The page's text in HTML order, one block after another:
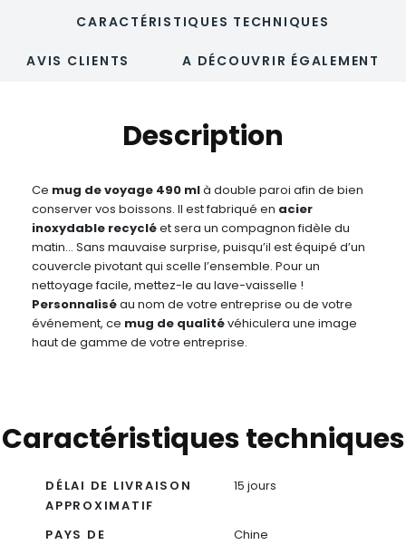
CARACTÉRISTIQUES TECHNIQUES
AVIS CLIENTS A DÉCOUVRIR ÉGALEMENT
Description
Ce mug de voyage 490 mlà double paroi afin de bien
conserver vos boissons. Il est fabriqué en acier
inoxydable recycléet sera un compagnon fidèle du
matin… Sans mauvaise surprise, puisqu’il est équipé d’un
couvercle pivotant qui scelle l’ensemble. Pour un
nettoyage facile, mettez-le au lave-vaisselle !
Personnaliséau nom de votre entreprise ou de votre
événement, ce mug de qualitévéhiculera une image
haut de gamme de votre entreprise.
Caractéristiques techniques
DÉLAI DE LIVRAISON
APPROXIMATIF
15 jours
PAYS DE
Chine